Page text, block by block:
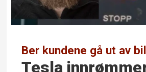
Ber kundene gå ut av
Tesla